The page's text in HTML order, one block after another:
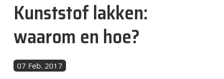
Nachrichten
Kontakt
DE
Kunststof lakken:
waarom en hoe?
07 Feb. 2017